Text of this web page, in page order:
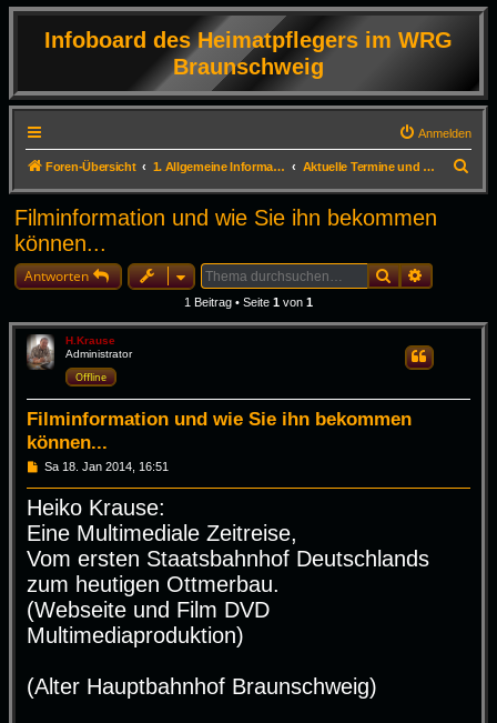
Infoboard des Heimatpflegers im WRG
Braunschweig
Anmelden
Foren-Übersicht 1. Allgemeine Informationen Aktuelle Termine und Infos zum Erhalt der DVD
u
Filminformation und wie Sie ihn bekommen
können...
Antworten SucheErweiterte
1 Beitrag • Seite 1 von 1
H.Krause
Administrator
Offline
Filminformation und wie Sie ihn bekommen
können...
Zitieren
B
t
r
a
g
Sa 18. Jan 2014, 16:51
Heiko Krause:
Eine Multimediale Zeitreise,
Vom ersten Staatsbahnhof Deutschlands
zum heutigen Ottmerbau.
(Webseite und Film DVD
Multimediaproduktion)
(Alter Hauptbahnhof Braunschweig)